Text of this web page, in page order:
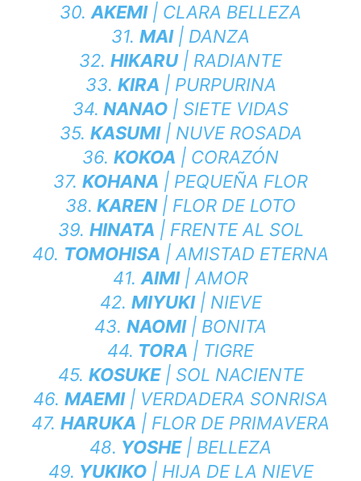
30. AKEMI| CLARA BELLEZA
31. MAI| DANZA
32. HIKARU| RADIANTE
33. KIRA | PURPURINA
34. NANAO | SIETE VIDAS
35. KASUMI| NUVE ROSADA
36. KOKOA | CORAZÓN
37. KOHANA | PEQUEÑA FLOR
38. KAREN| FLOR DE LOTO
39. HINATA | FRENTE AL SOL
40. TOMOHISA | AMISTAD ETERNA
41. AIMI| AMOR
42. MIYUKI| NIEVE
43. NAOMI| BONITA
44. TORA | TIGRE
45. KOSUKE| SOL NACIENTE
46. MAEMI| VERDADERA SONRISA
47. HARUKA | FLOR DE PRIMAVERA
48. YOSHE| BELLEZA
49. YUKIKO| HIJA DE LA NIEVE